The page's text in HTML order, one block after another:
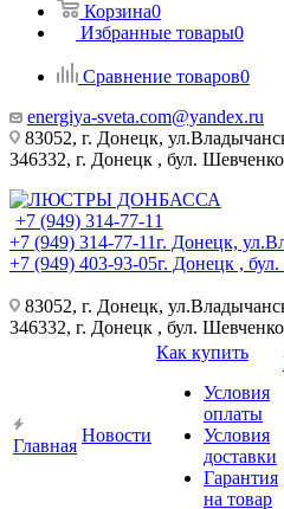
Корзина0
Избранные товары0
Сравнение товаров0
energiya-sveta.com@yandex.ru
83052, г. Донецк,
346332, г. Донецк , бул.
+7 (949) 314-77-11
+7 (949) 314-77-11г. Донецк,
+7 (949) 403-93-05г. Донецк ,
83052, г. Донецк,
346332, г. Донецк , бул.
Главная
Новости
Как купить
Условия
оплаты
Условия
доставки
Гарантия
на товар